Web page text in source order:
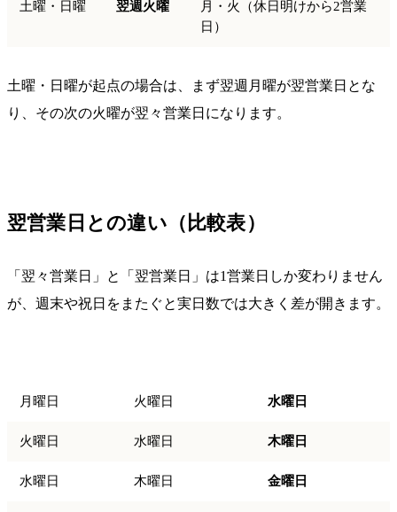
土曜・日曜 翌週火曜
月・火（休日明けから2営業
日）
土曜・日曜が起点の場合は、まず翌週月曜が翌営業日とな
り、その次の火曜が翌々営業日になります。
翌営業日との違い（比較表）
「翌々営業日」と「翌営業日」は1営業日しか変わりません
が、週末や祝日をまたぐと実日数では大きく差が開きます。
月曜日 火曜日 水曜日
火曜日 水曜日 木曜日
水曜日 木曜日 金曜日